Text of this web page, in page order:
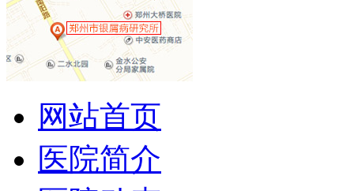
网站首页
医院简介